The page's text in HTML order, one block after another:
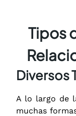
Tipos
Diversos
A lo largo de
muchas